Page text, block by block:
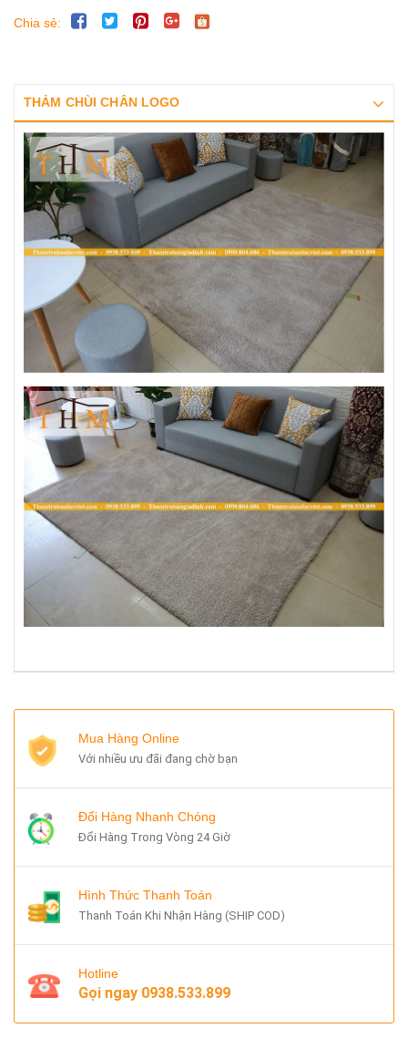
Chia sẻ:
THẢM CHÙI CHÂN LOGO
Mua Hàng Online
Với nhiều ưu đãi đang chờ bạn
Đổi Hàng Nhanh Chóng
Đổi Hàng Trong Vòng 24 Giờ
Hình Thức Thanh Toán
Thanh Toán Khi Nhận Hàng (SHIP COD)
Hotline
Gọi ngay 0938.533.899